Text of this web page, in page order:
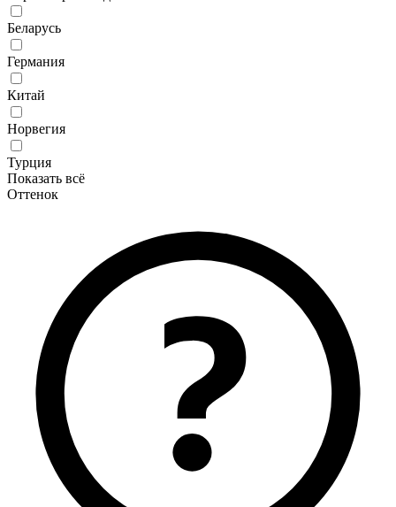
Беларусь
Германия
Китай
Норвегия
Турция
Показать всё
Оттенок